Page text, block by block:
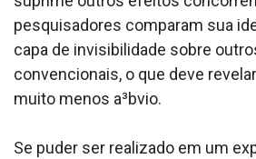
pesquisadores comparam sua
capa de invisibilidade sobre
convencionais, o que deve
muito menos a³bvio.
Se puder ser realizado em um